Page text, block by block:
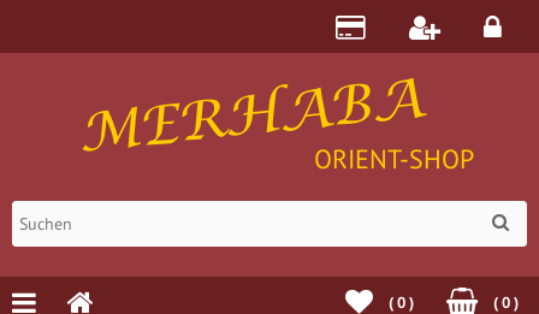
MERHABA
ORIENT-SHOP
(0)
(0)